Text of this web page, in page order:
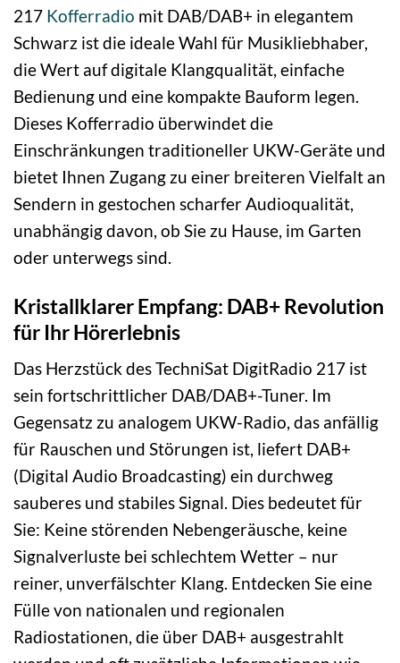
217 Kofferradio mit DAB/DAB+ in elegantem
Schwarz ist die ideale Wahl für Musikliebhaber,
die Wert auf digitale Klangqualität, einfache
Bedienung und eine kompakte Bauform legen.
Dieses Kofferradio überwindet die
Einschränkungen traditioneller UKW-Geräte und
bietet Ihnen Zugang zu einer breiteren Vielfalt an
Sendern in gestochen scharfer Audioqualität,
unabhängig davon, ob Sie zu Hause, im Garten
oder unterwegs sind.
Kristallklarer Empfang: DAB+ Revolution
für Ihr Hörerlebnis
Das Herzstück des TechniSat DigitRadio 217 ist
sein fortschrittlicher DAB/DAB+-Tuner. Im
Gegensatz zu analogem UKW-Radio, das anfällig
für Rauschen und Störungen ist, liefert DAB+
(Digital Audio Broadcasting) ein durchweg
sauberes und stabiles Signal. Dies bedeutet für
Sie: Keine störenden Nebengeräusche, keine
Signalverluste bei schlechtem Wetter – nur
reiner, unverfälschter Klang. Entdecken Sie eine
Fülle von nationalen und regionalen
Radiostationen, die über DAB+ ausgestrahlt